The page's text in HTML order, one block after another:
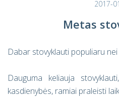
2017-
Metas
Dabar stovyklauti populiaru
Dauguma keliauja
kasdienybės, ramiai praleisti